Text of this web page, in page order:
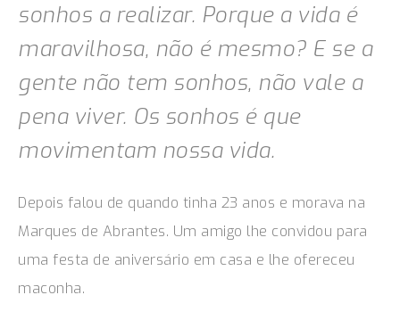
sonhos a realizar. Porque a vida é
maravilhosa, não é mesmo? E se a
gente não tem sonhos, não vale a
pena viver. Os sonhos é que
movimentam nossa vida.
Depois falou de quando tinha 23 anos e morava na
Marques de Abrantes. Um amigo lhe convidou para
uma festa de aniversário em casa e lhe ofereceu
maconha.